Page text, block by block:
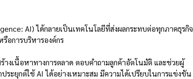
AI) ได้กลายเป็นเทคโนโลยีที่ส่งผลกระทบต่อทุกภาคธุรกิจ
อการบริหารองค์กร
างเนื้อหาทางการตลาด ตอบคำถามลูกค้าอัตโนมัติ และช่วยผู้
ระยุกต์ใช้ AI ได้อย่างเหมาะสม มีความได้เปรียบในการแข่งขัน